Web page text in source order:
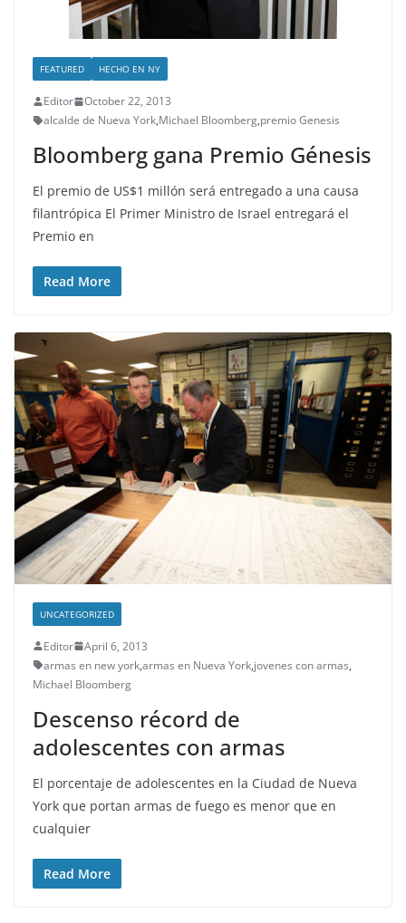
FEATURED HECHO EN NY
Editor
October 22, 2013
alcalde de Nueva York,Michael Bloomberg,premio Genesis
Bloomberg gana Premio Génesis
El premio de US$1 millón será entregado a una causa
filantrópica El Primer Ministro de Israel entregará el
Premio en
Read More
UNCATEGORIZED
Editor
April 6, 2013
armas en new york,armas en Nueva York,jovenes con armas,
Michael Bloomberg
Descenso récord de
adolescentes con armas
El porcentaje de adolescentes en la Ciudad de Nueva
York que portan armas de fuego es menor que en
cualquier
Read More